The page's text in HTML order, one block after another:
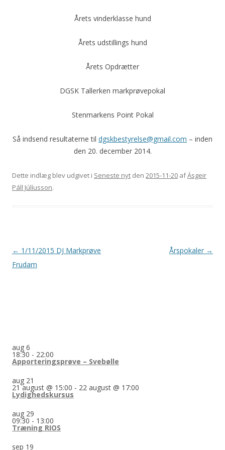
Årets vinderklasse hund
Årets udstillings hund
Årets Opdrætter
DGSK Tallerken markprøvepokal
Stenmarkens Point Pokal
Så indsend resultaterne til dgskbestyrelse@gmail.com – inden
den 20. december 2014.
Dette indlæg blev udgivet i Seneste nyt den 2015-11-20 afÁsgeir
Páll Júlíusson.
Indlægsnavigation
← 1/11/2015 DJ Markprøve
Frudam
Årspokaler →
aug 6
18:30 - 22:00
Apporteringsprøve – Svebølle
aug 21
21 august @ 15:00 - 22 august @ 17:00
Lydighedskursus
aug 29
09:30 - 13:00
Træning RIOS
sep 19